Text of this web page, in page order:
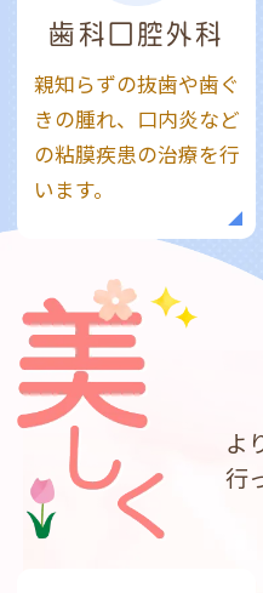
歯科口腔外科
親知らずの抜歯や歯ぐ
きの腫れ、口内炎など
の粘膜疾患の治療を行
います。
よ
行